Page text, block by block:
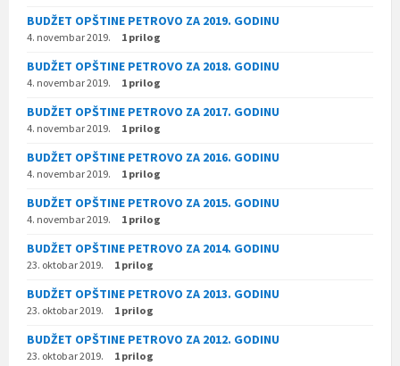
BUDŽET OPŠTINE PETROVO ZA 2019. GODINU
4. novembar 2019. 1 prilog
BUDŽET OPŠTINE PETROVO ZA 2018. GODINU
4. novembar 2019. 1 prilog
BUDŽET OPŠTINE PETROVO ZA 2017. GODINU
4. novembar 2019. 1 prilog
BUDŽET OPŠTINE PETROVO ZA 2016. GODINU
4. novembar 2019. 1 prilog
BUDŽET OPŠTINE PETROVO ZA 2015. GODINU
4. novembar 2019. 1 prilog
BUDŽET OPŠTINE PETROVO ZA 2014. GODINU
23. oktobar 2019. 1 prilog
BUDŽET OPŠTINE PETROVO ZA 2013. GODINU
23. oktobar 2019. 1 prilog
BUDŽET OPŠTINE PETROVO ZA 2012. GODINU
23. oktobar 2019. 1 prilog